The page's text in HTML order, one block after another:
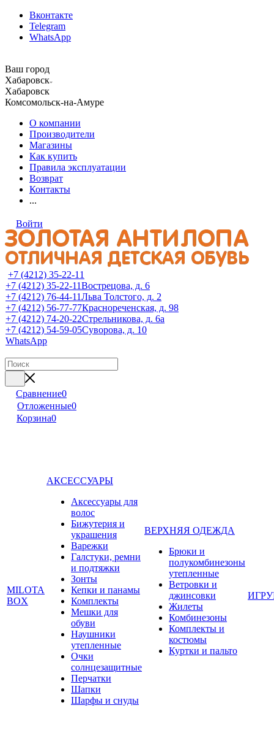
Вконтакте
Telegram
WhatsApp
Ваш город
Хабаровск
Хабаровск
Комсомольск-на-Амуре
О компании
Производители
Магазины
Как купить
Правила эксплуатации
Возврат
Контакты
...
Войти
+7 (4212) 35-22-11
+7 (4212) 35-22-11Вострецова, д. 6
+7 (4212) 76-44-11Льва Толстого, д. 2
+7 (4212) 56-77-77Краснореченская, д. 98
+7 (4212) 74-20-22Стрельникова, д. 6а
+7 (4212) 54-59-05Суворова, д. 10
WhatsApp
Сравнение0
Отложенные0
Корзина0
MILOTA
BOX
АКСЕССУАРЫ
Аксессуары для
волос
Бижутерия и
украшения
Варежки
Галстуки, ремни
и подтяжки
Зонты
Кепки и панамы
Комплекты
Мешки для
обуви
Наушники
утепленные
Очки
солнцезащитные
Перчатки
Шапки
Шарфы и снуды
ВЕРХНЯЯ ОДЕЖДА
Брюки и
полукомбинезоны
утепленные
Ветровки и
джинсовки
Жилеты
Комбинезоны
Комплекты и
костюмы
Куртки и пальто